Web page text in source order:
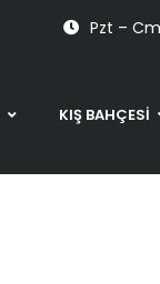
Pzt –
KIŞ BAHÇESİ